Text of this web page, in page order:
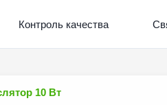
Контроль качества
10 Вт